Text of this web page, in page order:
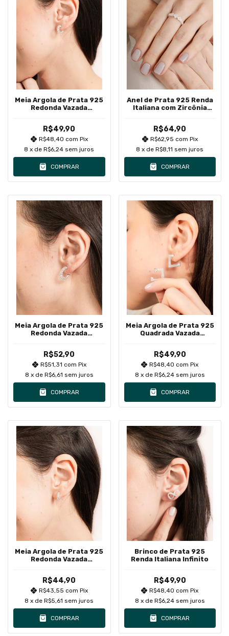
Meia Argola de Prata 925
Redonda Vazada
R$49,90
R$48,40 com Pix
8 x deR$6,24 sem juros
COMPRAR
Anel de Prata 925 Renda
Italiana com Zircônia
R$64,90
R$62,95 com Pix
8 x deR$8,11 sem juros
COMPRAR
Meia Argola de Prata 925
Redonda Vazada
R$52,90
R$51,31 com Pix
8 x de R$6,61 sem juros
COMPRAR
Meia Argola de Prata 925
Quadrada Vazada
R$49,90
R$48,40com Pix
8 x de R$6,24 sem juros
COMPRAR
Meia Argola de Prata 925
Redonda Vazada
R$44,90
R$43,55 com Pix
8 x deR$5,61 sem juros
COMPRAR
Brinco de Prata 925
Renda Italiana Infinito
R$49,90
R$48,40com Pix
8 x de R$6,24 sem juros
COMPRAR